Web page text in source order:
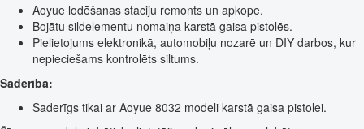
Aoyue lodēšanas staciju remonts un apkope.
Bojātu sildelementu nomaiņa karstā gaisa pistolēs.
Pielietojums elektronikā, automobiļu nozarē un DIY darbos, kur
nepieciešams kontrolēts siltums.
Saderība:
Saderīgs tikai ar Aoyue 8032 modeli karstā gaisa pistolei.